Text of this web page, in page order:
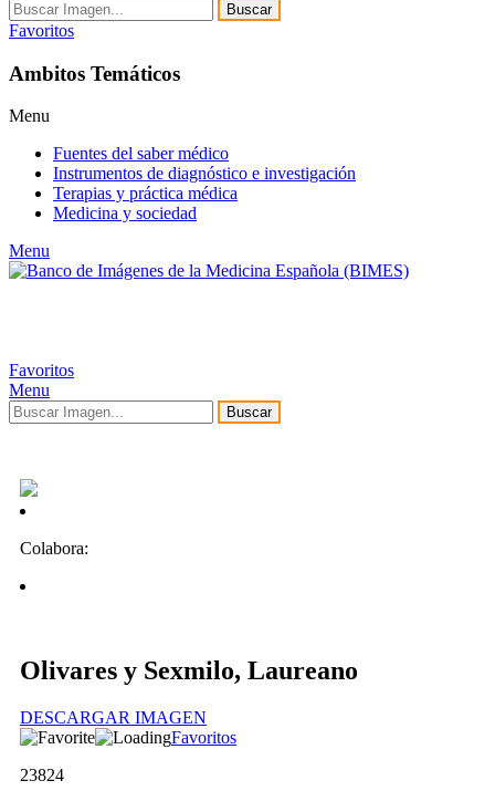
Buscar
Favoritos
Ambitos Temáticos
Menu
Fuentes del saber médico
Instrumentos de diagnóstico e investigación
Terapias y práctica médica
Medicina y sociedad
Menu
Favoritos
Menu
Buscar
Colabora:
Olivares y Sexmilo, Laureano
DESCARGAR IMAGEN
Favoritos
23824